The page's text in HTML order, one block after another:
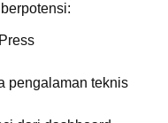
pengalaman teknis